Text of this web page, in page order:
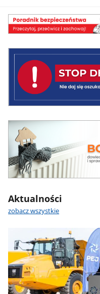
poradnik
bezpieczeństwa
Stop
dezinformacji
bon
ciepłowniczy
Aktualności
zobacz wszystkie